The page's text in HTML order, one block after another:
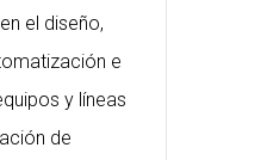
el diseño,
e
y líneas
de